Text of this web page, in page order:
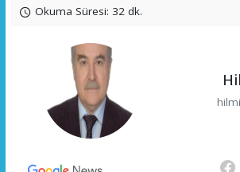
Okuma Süresi: 32 dk.